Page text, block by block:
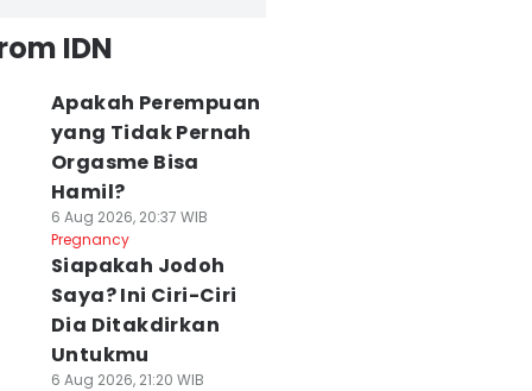
IDN
Apakah Perempuan
yang Tidak Pernah
Orgasme Bisa
Hamil?
6 Aug 2026, 20:37 WIB
Pregnancy
Siapakah Jodoh
Saya? Ini Ciri-Ciri
Dia Ditakdirkan
Untukmu
6 Aug 2026, 21:20 WIB